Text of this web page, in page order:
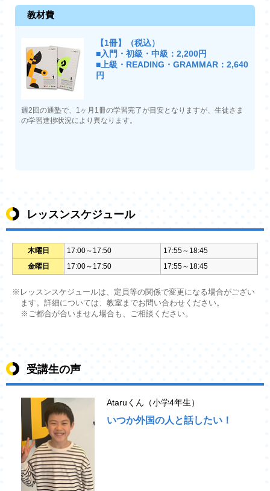
教材費
【1冊】（税込）
■入門・初級・中級：2,200円
■上級・READING・GRAMMAR：2,640
円
週2回の通塾で、1ヶ月1冊の学習完了が目安となりますが、生徒さま
の学習進捗状況により異なります。
レッスンスケジュール
木曜日 17:00～17:50
17:55～18:45
金曜日
17:00～17:50 17:55～18:45
※レッスンスケジュールは、定員等の関係で変更になる場合がござい
ます。詳細については、教室までお問い合わせください。
※ご都合が合いません場合も、ご相談ください。
受講生の声
Ataruくん（小学4年生）
いつか外国の人と話したい！